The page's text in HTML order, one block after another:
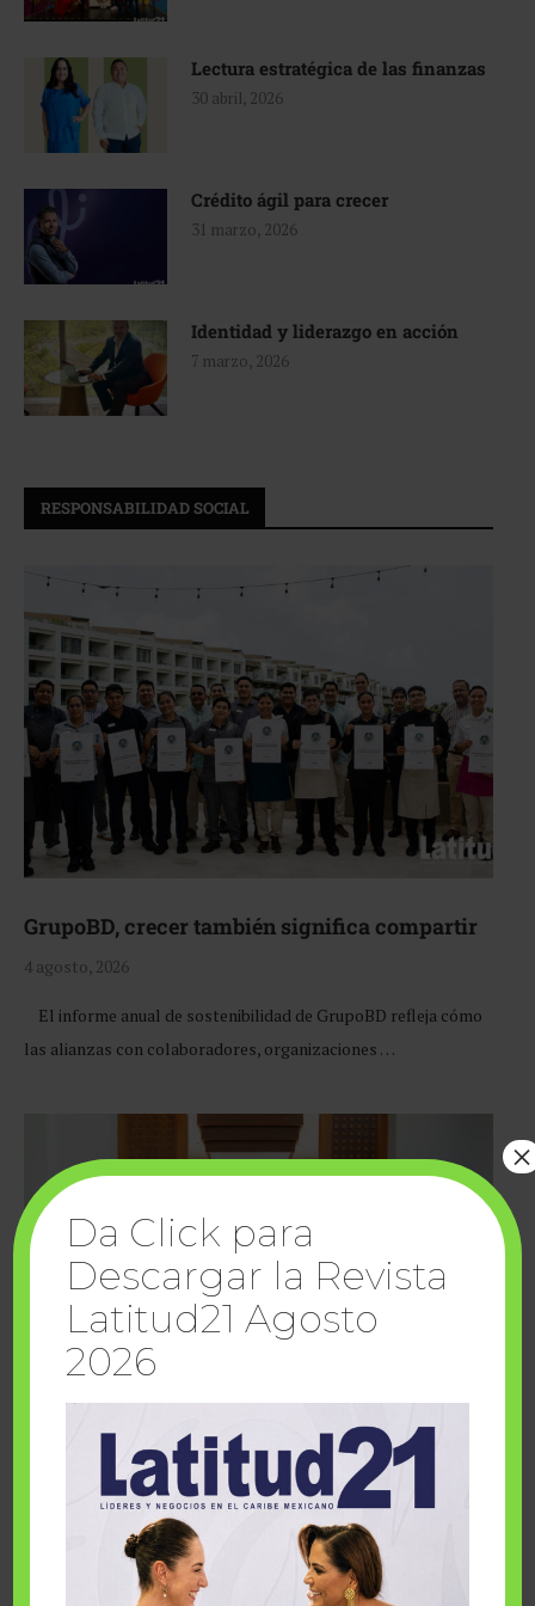
Lectura estratégica de las finanzas
30 abril, 2026
Crédito ágil para crecer
31 marzo, 2026
Identidad y liderazgo en acción
7 marzo, 2026
RESPONSABILIDAD SOCIAL
GrupoBD, crecer también significa compartir
4 agosto, 2026
El informe anual de sostenibilidad de GrupoBD refleja cómo
las alianzas con colaboradores, organizaciones …
Cuando la solidaridad inspira; cumplen
sueños Fairmont Mayakoba y Make-A-Wish
Da Click para
Descargar la Revista
Latitud21 Agosto
2026
×